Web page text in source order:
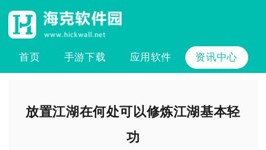
首页 手游下载 应用软件 资讯中心
放置江湖在何处可以修炼江湖基本轻
功